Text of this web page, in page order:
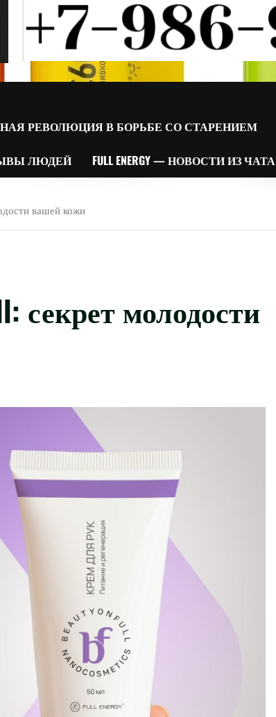
РЕВОЛЮЦИЯ В БОРЬБЕ СО СТАРЕНИЕМ
ЛЮДЕЙ FULL ENERGY — НОВОСТИ ИЗ ЧАТА
вашей кожи
секрет молодости